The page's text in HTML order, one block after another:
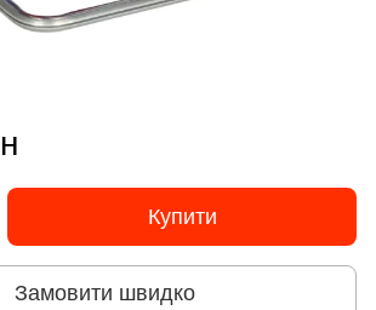
Купити
Замовити швидко